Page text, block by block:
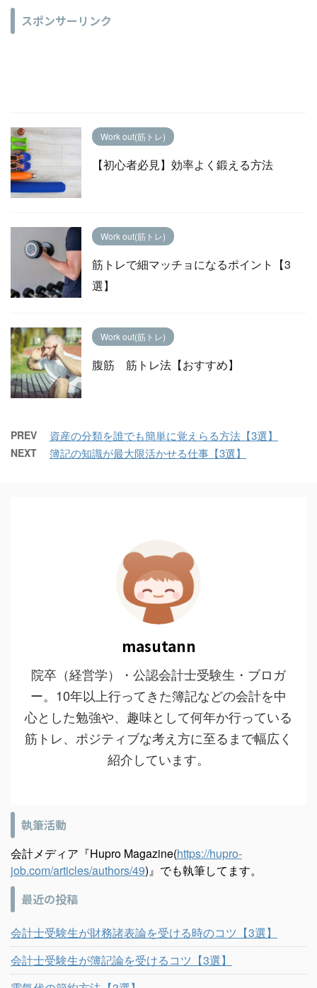
スポンサーリンク
Work out(筋トレ)
【初心者必見】効率よく鍛える方法
Work out(筋トレ)
筋トレで細マッチョになるポイント【3
選】
Work out(筋トレ)
腹筋 筋トレ法【おすすめ】
PREV 資産の分類を誰でも簡単に覚えらる方法【3選】
NEXT 簿記の知識が最大限活かせる仕事【3選】
masutann
院卒（経営学）・公認会計士受験生・ブロガ
ー。10年以上行ってきた簿記などの会計を中
心とした勉強や、趣味として何年か行っている
筋トレ、ポジティブな考え方に至るまで幅広く
紹介しています。
執筆活動
会計メディア『Hupro Magazine(https://hupro-
job.com/articles/authors/49)』でも執筆してます。
最近の投稿
会計士受験生が財務諸表論を受ける時のコツ【3選】
会計士受験生が簿記論を受けるコツ【3選】